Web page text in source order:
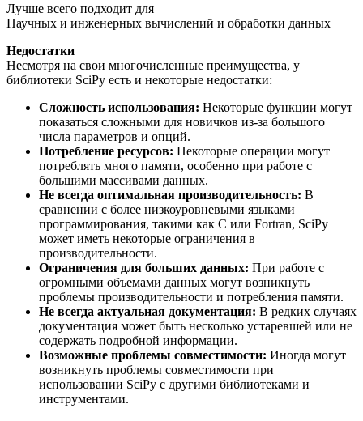
Лучше всего подходит для
Научных и инженерных вычислений и обработки данных
Недостатки
Несмотря на свои многочисленные преимущества, у
библиотеки SciPy есть и некоторые недостатки:
Сложность использования: Некоторые функции могут
показаться сложными для новичков из-за большого
числа параметров и опций.
Потребление ресурсов: Некоторые операции могут
потреблять много памяти, особенно при работе с
большими массивами данных.
Не всегда оптимальная производительность: В
сравнении с более низкоуровневыми языками
программирования, такими как C или Fortran, SciPy
может иметь некоторые ограничения в
производительности.
Ограничения для больших данных: При работе с
огромными объемами данных могут возникнуть
проблемы производительности и потребления памяти.
Не всегда актуальная документация: В редких случаях
документация может быть несколько устаревшей или не
содержать подробной информации.
Возможные проблемы совместимости: Иногда могут
возникнуть проблемы совместимости при
использовании SciPy с другими библиотеками и
инструментами.